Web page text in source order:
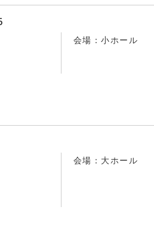
会場：小ホール
会場：大ホール